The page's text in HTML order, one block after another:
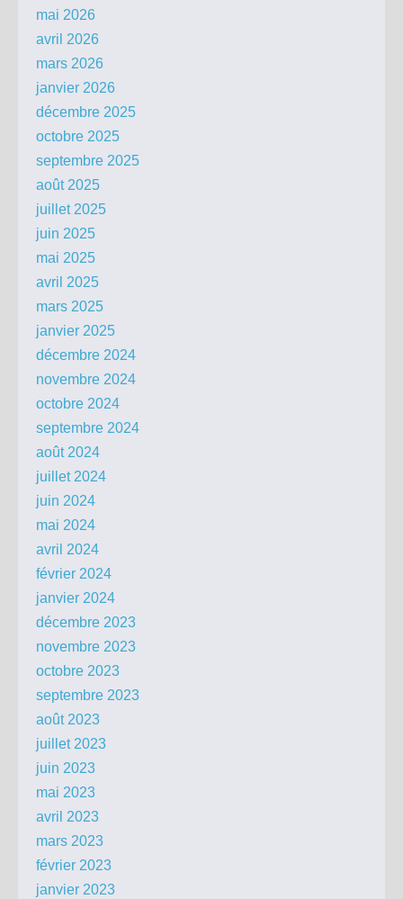
mai 2026
avril 2026
mars 2026
janvier 2026
décembre 2025
octobre 2025
septembre 2025
août 2025
juillet 2025
juin 2025
mai 2025
avril 2025
mars 2025
janvier 2025
décembre 2024
novembre 2024
octobre 2024
septembre 2024
août 2024
juillet 2024
juin 2024
mai 2024
avril 2024
février 2024
janvier 2024
décembre 2023
novembre 2023
octobre 2023
septembre 2023
août 2023
juillet 2023
juin 2023
mai 2023
avril 2023
mars 2023
février 2023
janvier 2023